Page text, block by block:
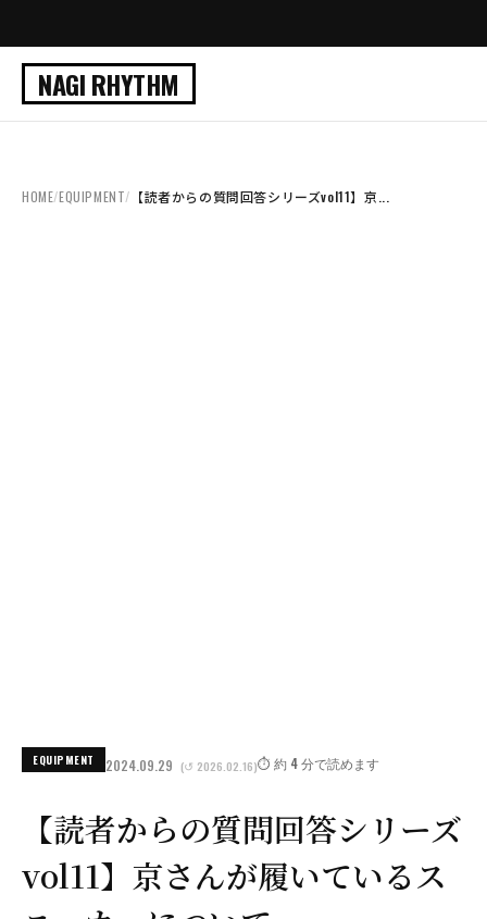
NAGI RHYTHM
HOME/EQUIPMENT/ 【読者からの質問回答シリーズvol11】京...
EQUIPMENT 2024.09.29 (↺ 2026.02.16)⏱️ 約 4 分で読めます
【読者からの質問回答シリーズ
vol11】京さんが履いているス